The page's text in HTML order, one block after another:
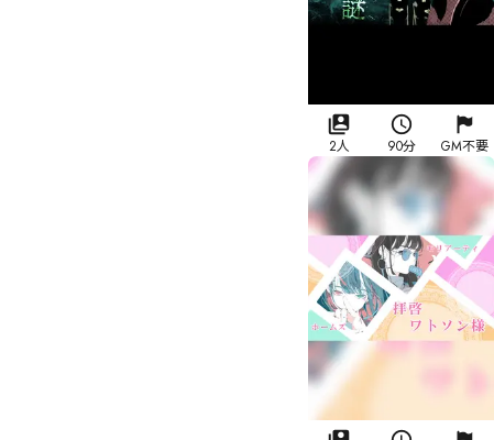
2人 90分 GM不要